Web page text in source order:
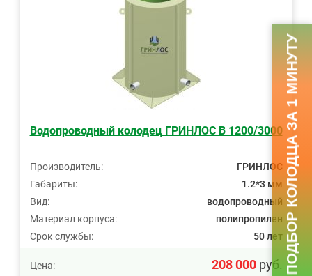
Водопроводный колодец ГРИНЛОС В 1200/3000
Производитель:
ГРИНЛОС
Габариты:
1.2*3 мм
Вид:
водопроводный
Материал корпуса:
полипропилен
Срок службы:
50 лет
Цена: 208 000руб.ПОДБОР КОЛОДЦА ЗА 1 МИНУТУ